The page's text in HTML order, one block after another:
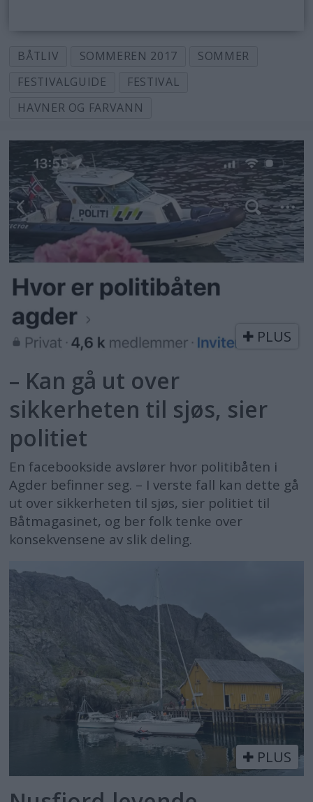
BÅTLIV SOMMEREN 2017
SOMMER
FESTIVALGUIDE
FESTIVAL
HAVNER OG FARVANN
PLUS
– Kan gå ut over
sikkerheten til sjøs, sier
politiet
En facebookside avslører hvor politibåten i
Agder befinner seg. – I verste fall kan dette gå
ut over sikkerheten til sjøs, sier politiet til
Båtmagasinet, og ber folk tenke over
konsekvensene av slik deling.
PLUS